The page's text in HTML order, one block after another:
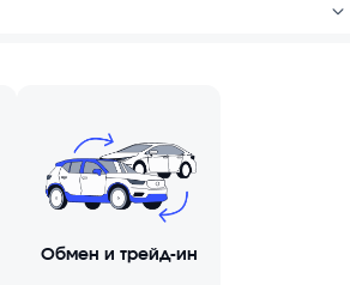
Обмен и трейд-ин